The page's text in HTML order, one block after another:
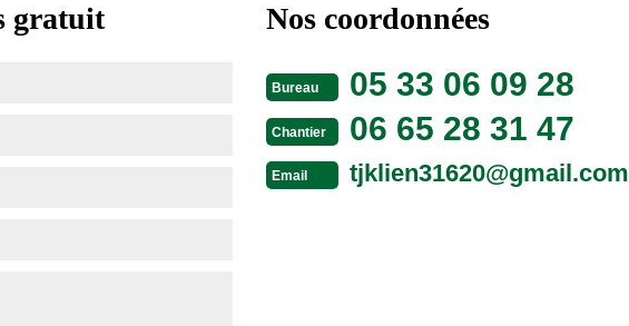
gratuit Nos coordonnées
Bureau 05 33 06 09 28
Chantier 06 65 28 31 47
Email tjklien31620@gmail.com